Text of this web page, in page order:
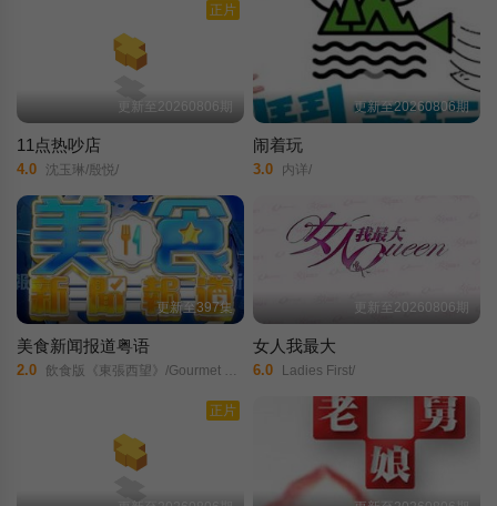
正片
更新至20260806期
11点热吵店
4.0 沈玉琳/殷悦/
更新至20260806期
闹着玩
3.0 内详/
更新至397集
美食新闻报道粤语
2.0 飲食版《東張西望》/Gourmet Express/
更新至20260806期
女人我最大
6.0 Ladies First/
正片